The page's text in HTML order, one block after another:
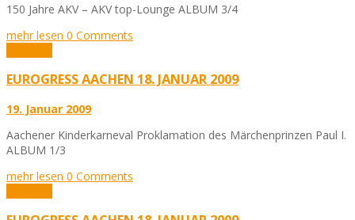
150 Jahre AKV – AKV top-Lounge ALBUM 3/4
mehr lesen 0 Comments
EUROGRESS AACHEN 18. JANUAR 2009
19. Januar 2009
Aachener Kinderkarneval Proklamation des Märchenprinzen Paul I.
ALBUM 1/3
mehr lesen 0 Comments